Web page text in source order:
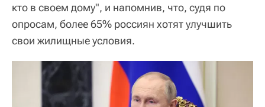
кто в своем дому", и напомнив, что, судя по
опросам, более 65% россиян хотят улучшить
свои жилищные условия.